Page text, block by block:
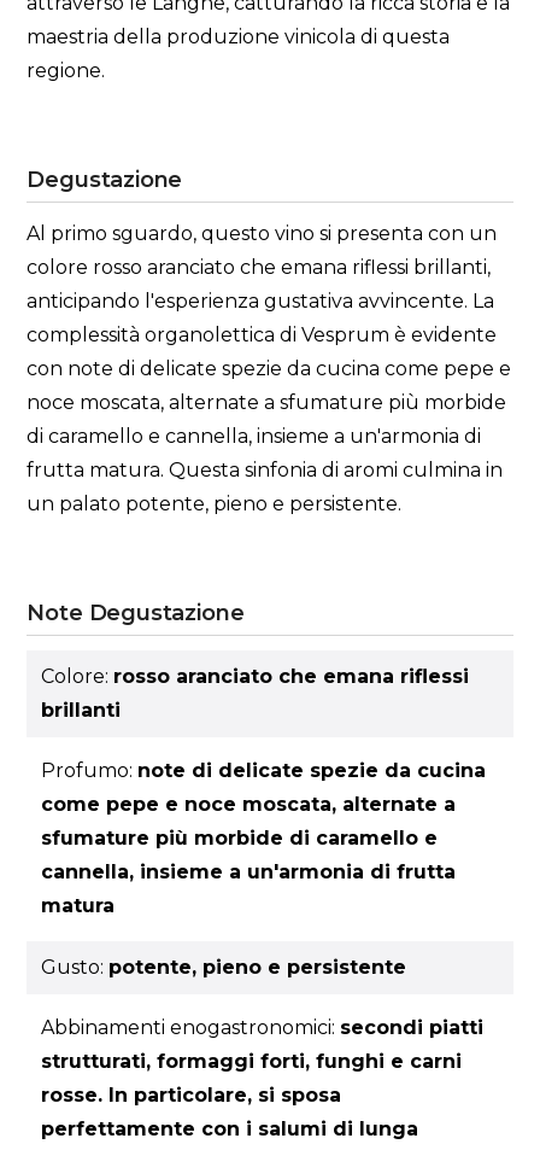
maestria della produzione vinicola di questa
regione.
Degustazione
Al primo sguardo, questo vino si presenta con un
colore rosso aranciato che emana riflessi brillanti,
anticipando l'esperienza gustativa avvincente. La
complessità organolettica di Vesprum è evidente
con note di delicate spezie da cucina come pepe e
noce moscata, alternate a sfumature più morbide
di caramello e cannella, insieme a un'armonia di
frutta matura. Questa sinfonia di aromi culmina in
un palato potente, pieno e persistente.
Note Degustazione
Colore: rosso aranciato che emana riflessi
brillanti
Profumo: note di delicate spezie da cucina
come pepe e noce moscata, alternate a
sfumature più morbide di caramello e
cannella, insieme a un'armonia di frutta
matura
Gusto: potente, pieno e persistente
Abbinamenti enogastronomici: secondi piatti
strutturati, formaggi forti, funghi e carni
rosse. In particolare, si sposa
perfettamente con i salumi di lunga